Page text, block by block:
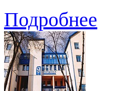
Подробнее